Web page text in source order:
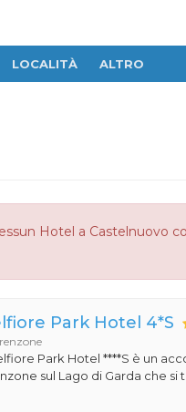
LOCALITÀ ALTRO
Hotel a Castelnuovo
Park Hotel 4*S
Park Hotel ****S è un
sul Lago di Garda che si